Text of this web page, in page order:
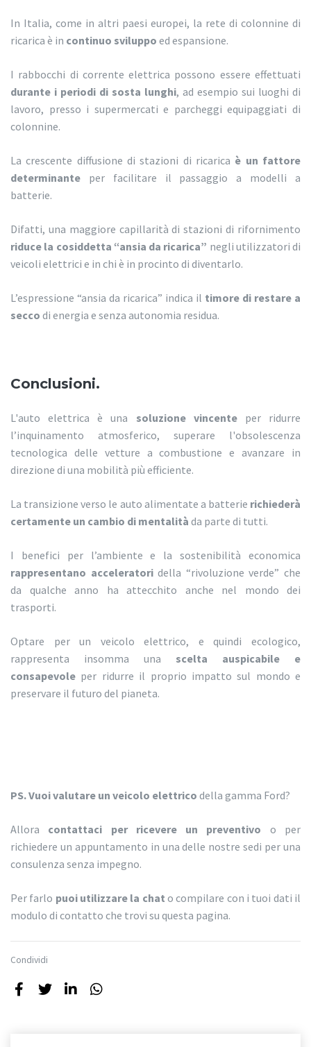
In Italia, come in altri paesi europei, la rete di colonnine di
ricarica è in continuo sviluppo ed espansione.
I rabbocchi di corrente elettrica possono essere effettuati
durante i periodi di sosta lunghi, ad esempio sui luoghi di
lavoro, presso i supermercati e parcheggi equipaggiati di
colonnine.
La crescente diffusione di stazioni di ricarica è un fattore
determinante per facilitare il passaggio a modelli a
batterie.
Difatti, una maggiore capillarità di stazioni di rifornimento
riduce la cosiddetta “ansia da ricarica” negli utilizzatori di
veicoli elettrici e in chi è in procinto di diventarlo.
L’espressione “ansia da ricarica” indica il timore di restare a
secco di energia e senza autonomia residua.
Conclusioni.
L'auto elettrica è una soluzione vincenteper ridurre
l’inquinamento atmosferico, superare l'obsolescenza
tecnologica delle vetture a combustione e avanzare in
direzione di una mobilità più efficiente.
La transizione verso le auto alimentate a batterie richiederà
certamente un cambio di mentalità da parte di tutti.
I benefici per l’ambiente e la sostenibilità economica
rappresentano acceleratoridella “rivoluzione verde” che
da qualche anno ha attecchito anche nel mondo dei
trasporti.
Optare per un veicolo elettrico, e quindi ecologico,
rappresenta insomma una scelta auspicabile e
consapevole per ridurre il proprio impatto sul mondo e
preservare il futuro del pianeta.
PS.Vuoi valutare un veicolo elettrico della gamma Ford?
Allora contattaci per ricevere un preventivo o per
richiedere un appuntamento in una delle nostre sedi per una
consulenza senza impegno.
Per farlo puoi utilizzare la chat o compilare con i tuoi dati il
modulo di contatto che trovi su questa pagina.
Condividi